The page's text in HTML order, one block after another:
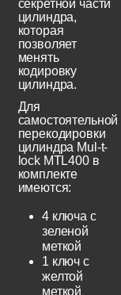
секретной части
цилиндра,
которая
позволяет
менять
кодировку
цилиндра.
Для
самостоятельной
перекодировки
цилиндра Mul-t-
lock MTL400 в
комплекте
имеются:
4 ключа с
зеленой
меткой
1 ключ с
желтой
меткой